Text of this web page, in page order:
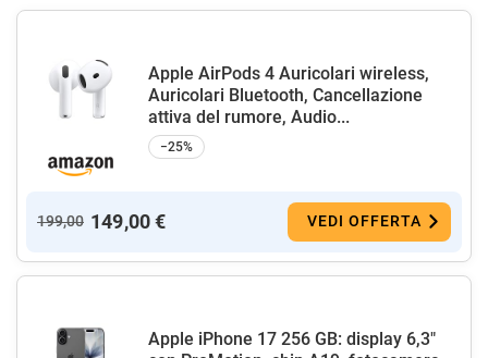
Apple AirPods 4 Auricolari wireless,
Auricolari Bluetooth, Cancellazione
attiva del rumore, Audio...
−25%
199,00 149,00 € VEDI OFFERTA
Apple iPhone 17 256 GB: display 6,3"